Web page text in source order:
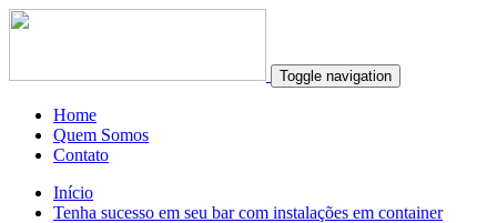
Toggle navigation
Home
Quem Somos
Contato
Início
Tenha sucesso em seu bar com instalações em container